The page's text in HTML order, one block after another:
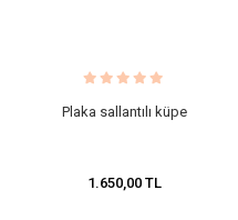
Plaka sallantılı küpe
1.650,00 TL